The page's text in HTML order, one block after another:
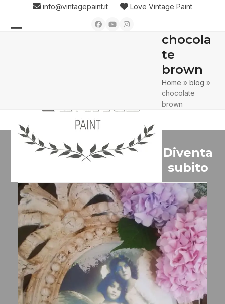
content
info@vintagepaint.it Love Vintage Paint
Facebook
YouTubeInstagram
chocola
te
brown
Home »blog »
chocolate
brown
Diventa
subito